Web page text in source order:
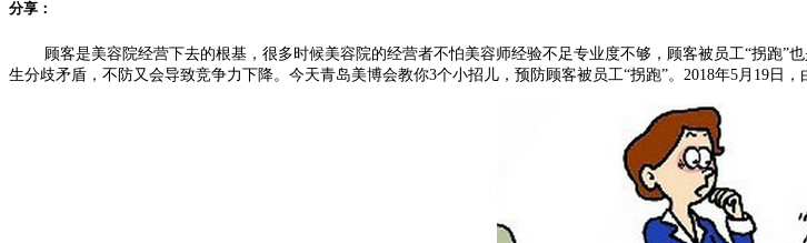
分享：
顾客是美容院经营下去的根基，很多时候美容院的经营者不怕美容师经验不足专业度不够，顾客被员工“拐跑
生分歧矛盾，不防又会导致竞争力下降。今天青岛美博会教你3个小招儿，预防顾客被员工“拐跑”。2018年5月19日，